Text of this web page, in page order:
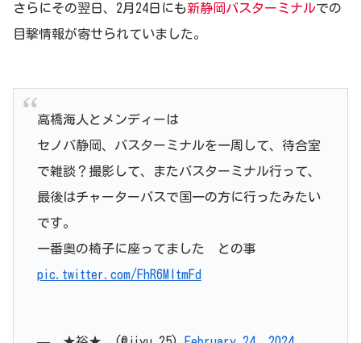
さらにその翌日、2月24日にも新静岡バスターミナルでの
目撃情報が寄せられていました。
高橋海人とメンディーは
セノバ静岡、バスターミナルを一周して、待合室
で雑談？撮影して、またバスターミナル行って、
最後はチャーターバスで国一の方に行ったみたい
です。
一番奥の椅子に座ってました との事
pic.twitter.com/FhR6MltmFd